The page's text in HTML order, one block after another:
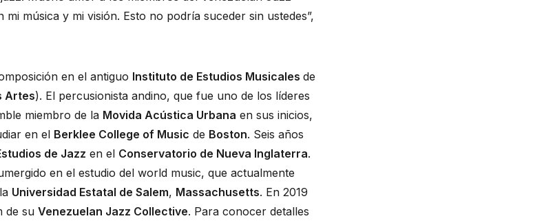
música y mi visión. Esto no podría suceder sin ustedes”,
en el antiguo Instituto de Estudios Musicales de
Artes). El percusionista andino, que fue uno de los líderes
miembro de la Movida Acústica Urbana en sus inicios,
en el Berklee College of Music de Boston. Seis años
de Jazz en el Conservatorio de Nueva Inglaterra.
en el estudio del world music, que actualmente
Universidad Estatal de Salem, Massachusetts. En 2019
de su Venezuelan Jazz Collective. Para conocer detalles